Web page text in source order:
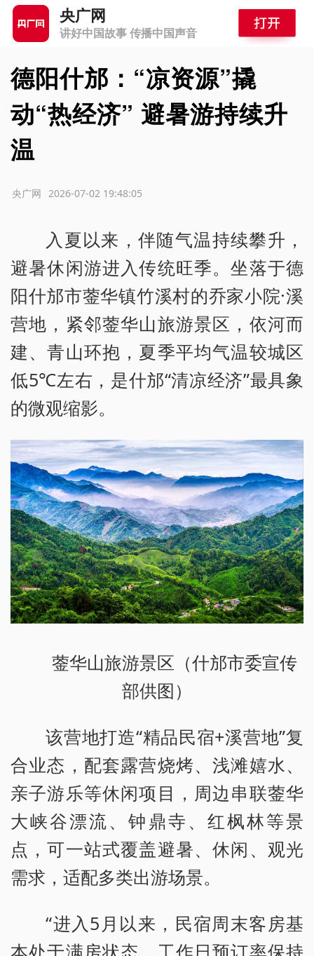
央广网
讲好中国故事 传播中国声音
德阳什邡：“凉资源”撬
动“热经济” 避暑游持续升
温
2026-07-02 19:48:05
央广网
入夏以来，伴随气温持续攀升，
避暑休闲游进入传统旺季。坐落于德
阳什邡市蓥华镇竹溪村的乔家小院·溪
营地，紧邻蓥华山旅游景区，依河而
建、青山环抱，夏季平均气温较城区
低5℃左右，是什邡“清凉经济”最具象
的微观缩影。
蓥华山旅游景区（什邡市委宣传
部供图）
该营地打造“精品民宿+溪营地”复
合业态，配套露营烧烤、浅滩嬉水、
亲子游乐等休闲项目，周边串联蓥华
大峡谷漂流、钟鼎寺、红枫林等景
点，可一站式覆盖避暑、休闲、观光
需求，适配多类出游场景。
“进入5月以来，民宿周末客房基